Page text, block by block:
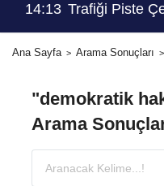
Hapsi, 2 Milyon Lira
13:53 Trafik
Ana Sayfa Arama Sonuçları
"demokratik
Arama